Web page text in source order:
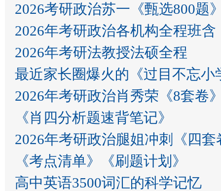
2026考研政治苏一《甄选800题
2026年考研政治各机构全程班
2026年考研法教授法硕全程
最近家长圈爆火的《过目不忘小
2026年考研政治肖秀荣《8套卷
《肖四分析题速背笔记》
2026年考研政治腿姐冲刺《四
《考点清单》《刷题计划》
高中英语3500词汇的科学记忆